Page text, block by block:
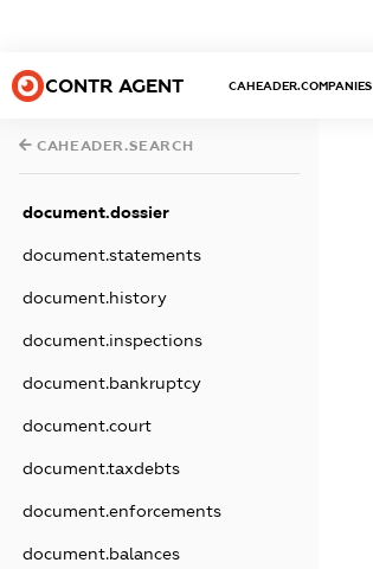
CONTR AGENT CAHEADER.COMPANIES
CAHEADER.SEARCH
document.dossier
document.statements
document.history
document.inspections
document.bankruptcy
document.court
document.taxdebts
document.enforcements
document.balances